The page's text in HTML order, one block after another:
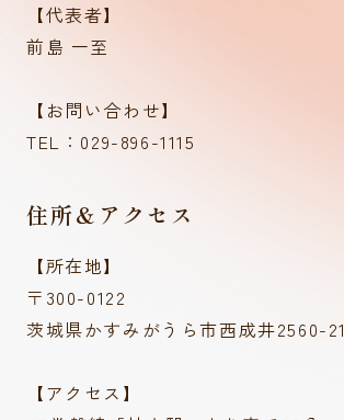
【代表者】
前島 一至
【お問い合わせ】
TEL：029-896-1115
住所＆アクセス
【所在地】
〒300-0122
茨城県かすみがうら市西成井2560-21
【アクセス】